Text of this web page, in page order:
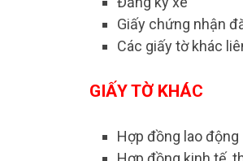
Giấy chứng nhận
Các giấy tờ khác
GIẤY TỜ KHÁC
Hợp đồng lao động